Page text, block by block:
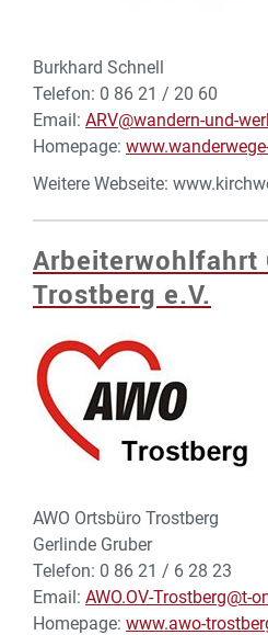
Burkhard Schnell
Telefon: 0 86 21 / 20 60
Email: ARV@wandern-und-
Homepage:
Weitere Webseite:
Arbeiterwohlfahrt
Trostberg e.V.
AWO Ortsbüro Trostberg
Gerlinde Gruber
Telefon: 0 86 21 / 6 28 23
Email: AWO.OV-Trostberg@t-
Homepage: www.awo-